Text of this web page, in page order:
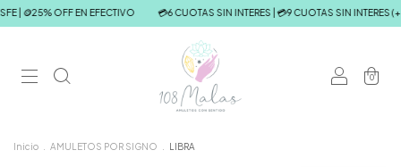
💳6 CUOTAS SIN INTERES | 💳9 CUOTAS SIN INTERES (+$190.000) | 💸15%
0
Inicio AMULETOS POR SIGNO LIBRA